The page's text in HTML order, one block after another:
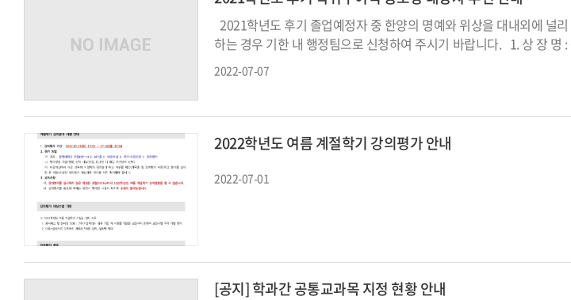
2021학년도 후기 졸업예정자 중 한양의 명예와 위상을 대내외에 널
하는 경우 기한 내 행정팀으로 신청하여 주시기 바랍니다. 1. 상 장 명
2022-07-07
2022학년도 여름 계절학기 강의평가 안내
2022-07-01
[공지] 학과간 공통교과목 지정 현황 안내